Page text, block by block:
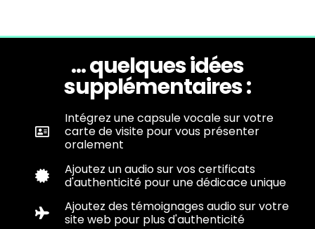
... quelques idées
supplémentaires :
Intégrez une capsule vocale sur votre
carte de visite pour vous présenter
oralement
Ajoutez un audio sur vos certificats
d'authenticité pour une dédicace unique
Ajoutez des témoignages audio sur votre
site web pour plus d'authenticité